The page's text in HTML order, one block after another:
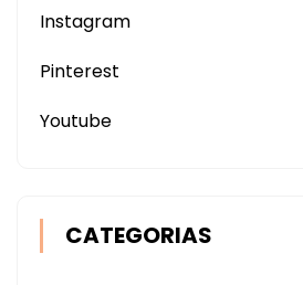
Instagram
Pinterest
Youtube
CATEGORIAS